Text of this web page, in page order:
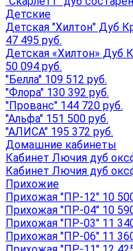
Детские
Детская "Хилтон" Дуб
47 495 руб.
Детская «Хилтон» Дуб
50 094 руб.
"Белла" 109 512 руб.
"Флора" 130 392 руб.
"Прованс" 144 720 руб.
"Альфа" 151 500 руб.
"АЛИСА" 195 372 руб.
Домашние кабинеты
Кабинет Лючия дуб
Кабинет Лючия дуб
Прихожие
Прихожая "ПР-12" 10
Прихожая "ПР-04" 10
Прихожая "ПР-03" 11
Прихожая "ПР-06" 11